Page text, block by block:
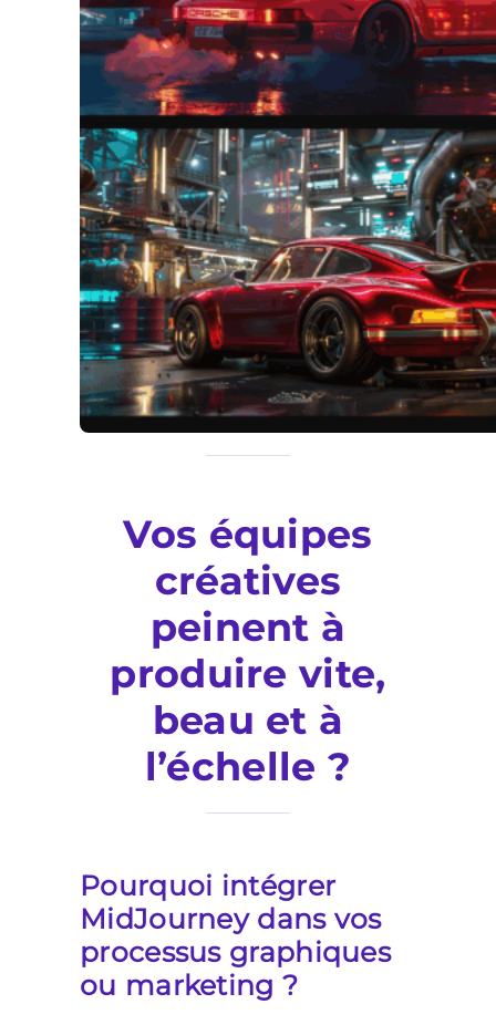
Vos équipes
créatives
peinent à
produire vite,
beau et à
l’échelle ?
Pourquoi intégrer
MidJourney dans vos
processus graphiques
ou marketing ?